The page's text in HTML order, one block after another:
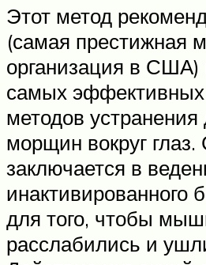
Этот метод
(самая престижная
организация в США)
самых
методов
морщин вокруг глаз.
заключается в
инактивированного
для того, чтобы
расслабились и